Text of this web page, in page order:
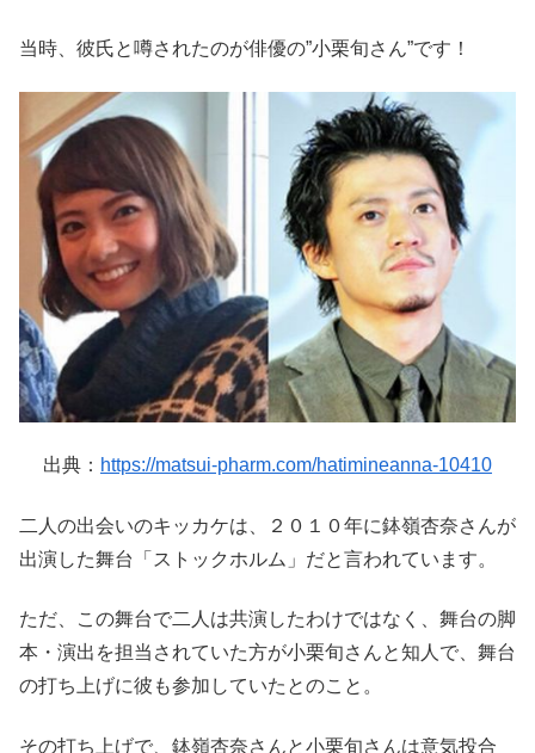
当時、彼氏と噂されたのが俳優の”小栗旬さん”です！
出典： https://matsui-pharm.com/hatimineanna-10410
二人の出会いのキッカケは、２０１０年に鉢嶺杏奈さんが
出演した舞台「ストックホルム」だと言われています。
ただ、この舞台で二人は共演したわけではなく、舞台の脚
本・演出を担当されていた方が小栗旬さんと知人で、舞台
の打ち上げに彼も参加していたとのこと。
その打ち上げで、鉢嶺杏奈さんと小栗旬さんは意気投合